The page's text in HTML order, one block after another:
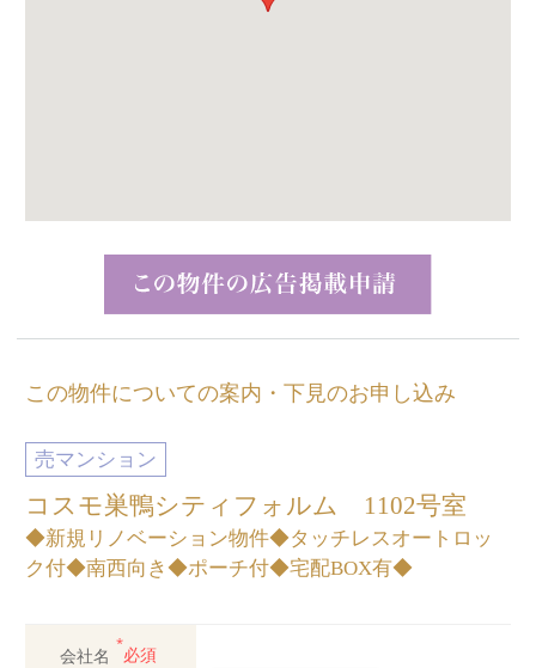
この物件についての案内・下見のお申し込み
売マンション
コスモ巣鴨シティフォルム 1102号室
◆新規リノベーション物件◆タッチレスオートロッ
ク付◆南西向き◆ポーチ付◆宅配BOX有◆
会社名
*
必須